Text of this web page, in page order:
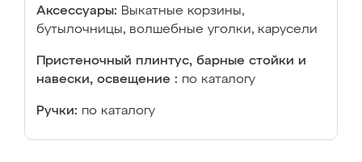
Аксессуары: Выкатные корзины,
бутылочницы, волшебные уголки, карусели
Пристеночный плинтус, барные стойки и
навески, освещение : по каталогу
Ручки: по каталогу